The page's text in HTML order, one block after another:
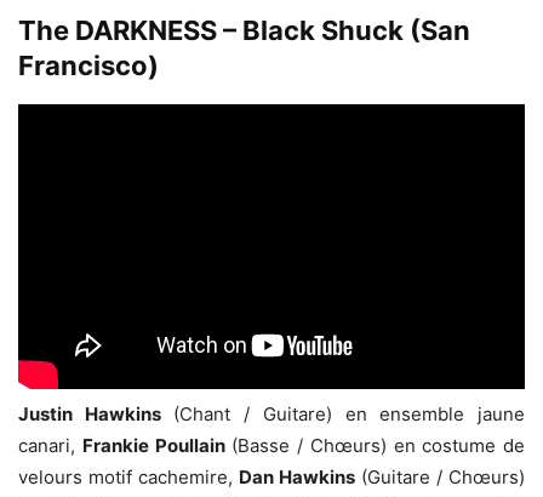
The DARKNESS – Black Shuck (San
Francisco)
Justin Hawkins(Chant / Guitare) en ensemble jaune
canari, Frankie Poullain(Basse / Chœurs) en costume de
velours motif cachemire, Dan Hawkins (Guitare / Chœurs)